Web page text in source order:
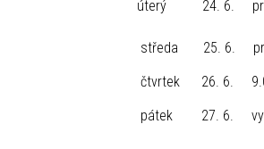
úterý 24. 6.
středa 25. 6.
čtvrtek 26. 6. 9.00
pátek 27. 6.